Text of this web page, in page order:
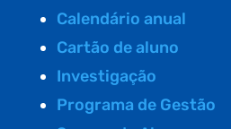
Calendário anual
Cartão de aluno
Investigação
Programa de Gestão